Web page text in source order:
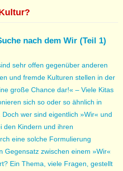
nach dem Wir (Teil 1)
sehr offen gegenüber anderen
und fremde Kulturen stellen in der
große Chance dar!« – Viele Kitas
sich so oder so ähnlich in
wer sind eigentlich »Wir« und
den Kindern und ihren
eine solche Formulierung
Gegensatz zwischen einem »Wir«
Ein Thema, viele Fragen, gestellt